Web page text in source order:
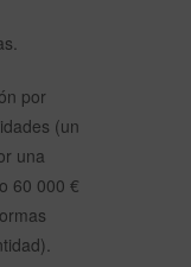
por
(un
una
60 000 €